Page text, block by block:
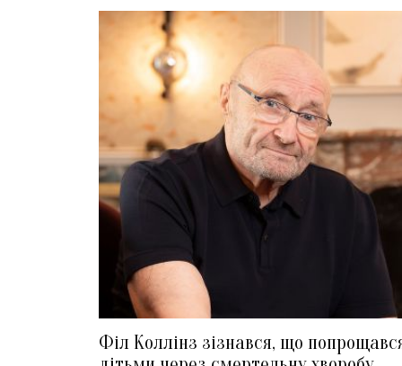
Філ Коллінз зізнався, що